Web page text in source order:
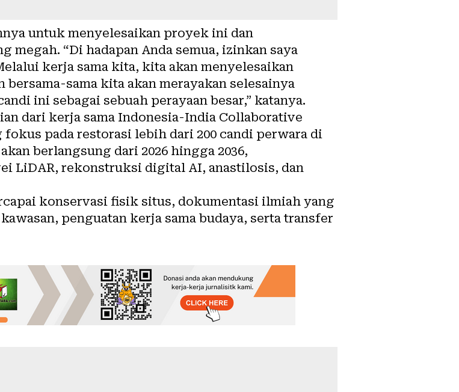
untuk menyelesaikan proyek ini dan
megah. “Di hadapan Anda semua, izinkan saya
kerja sama kita, kita akan menyelesaikan
bersama-sama kita akan merayakan selesainya
ini sebagai sebuah perayaan besar,” katanya.
dari kerja sama Indonesia-India Collaborative
pada restorasi lebih dari 200 candi perwara di
berlangsung dari 2026 hingga 2036,
LiDAR, rekonstruksi digital AI, anastilosis, dan
konservasi fisik situs, dokumentasi ilmiah yang
penguatan kerja sama budaya, serta transfer